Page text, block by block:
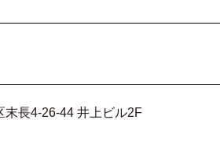
末長4-26-44 井上ビル2F